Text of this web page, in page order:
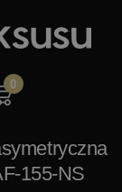
0
155-NS